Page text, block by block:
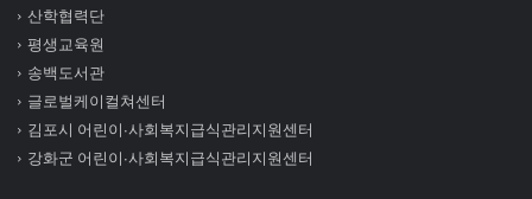
산학협력단
평생교육원
송백도서관
글로벌케이컬쳐센터
김포시 어린이∙사회복지급식관리지원센터
강화군 어린이∙사회복지급식관리지원센터